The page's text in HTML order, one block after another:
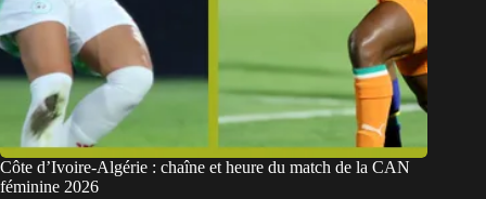
Côte d’Ivoire-Algérie : chaîne et heure du match de la CAN
féminine 2026